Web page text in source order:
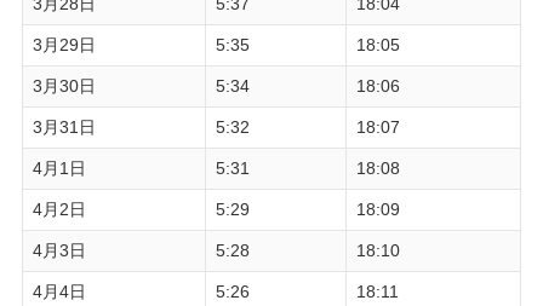
3月29日 5:35 18:05
3月30日 5:34 18:06
3月31日 5:32 18:07
4月1日 5:31 18:08
4月2日 5:29 18:09
4月3日 5:28 18:10
4月4日 5:26 18:11